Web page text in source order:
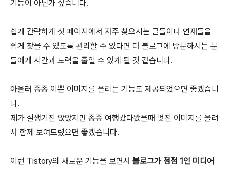
기능이 아닌가 싶습니다.
쉽게 간략하게 첫 페이지에서 자주 찾으시는 글들이나 연재들을
쉽게 찾을 수 있도록 관리할 수 있다면 더 블로그에 방문하시는 분
들에게 시간과 노력을 줄일 수 있게 될 것 같습니다.
아울러 종종 이쁜 이미지를 올리는 기능도 제공되었으면 좋겠습니
다.
제가 잘생기진 않았지만 종종 여행갔다왔을때 멋진 이미지를 올려
서 함께 보여드렸으면 좋겠습니다.
이런 Tistory의 새로운 기능을 보면서 블로그가 점점 1인 미디어